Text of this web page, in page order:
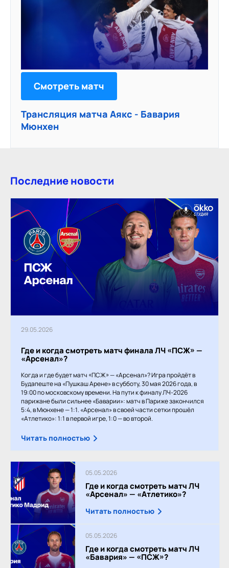
Смотреть матч
Трансляция матча Аякс - Бавария
Мюнхен
Последние новости
29.05.2026
Где и когда смотреть матч финала ЛЧ «ПСЖ» —
«Арсенал»?
Когда и где будет матч «ПСЖ» — «Арсенал»? Игра пройдёт в
Будапеште на «Пушкаш Арене» в субботу, 30 мая 2026 года, в
19:00 по московскому времени. На пути к финалу ЛЧ-2026
парижане были сильнее «Баварии»: матч в Париже закончился
5:4, в Мюнхене — 1:1. «Арсенал» в своей части сетки прошёл
«Атлетико»: 1:1 в первой игре, 1:0 — во второй.
Читать полностью
05.05.2026
Где и когда смотреть матч ЛЧ
«Арсенал» — «Атлетико»?
Читать полностью
05.05.2026
Где и когда смотреть матч ЛЧ
«Бавария» — «ПСЖ»?